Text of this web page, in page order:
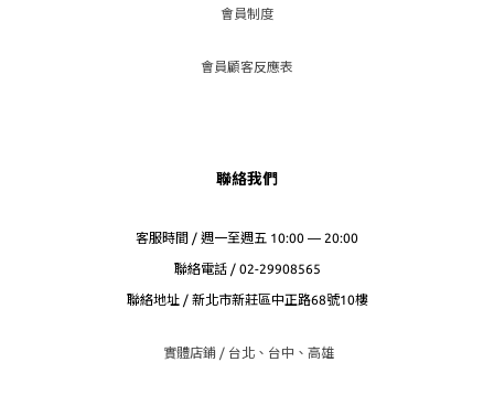
會員制度
會員顧客反應表
聯絡我們
客服時間 / 週一至週五 10:00 — 20:00
聯絡電話 / 02-29908565
聯絡地址 / 新北市新莊區中正路68號10樓
實體店鋪 / 台北、台中、高雄